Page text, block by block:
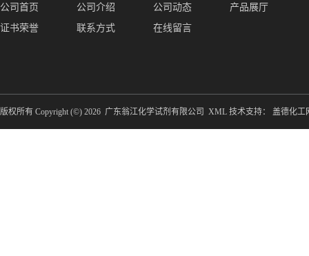
公司首页 公司介绍 公司动态
产品展厅
证书荣誉
联系方式 在线留言
版权所有 Copyright (©) 2026 广东翁江化学试剂有限公司 XML 技术支持： 盖德化工